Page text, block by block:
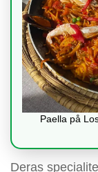
Paella på
Deras